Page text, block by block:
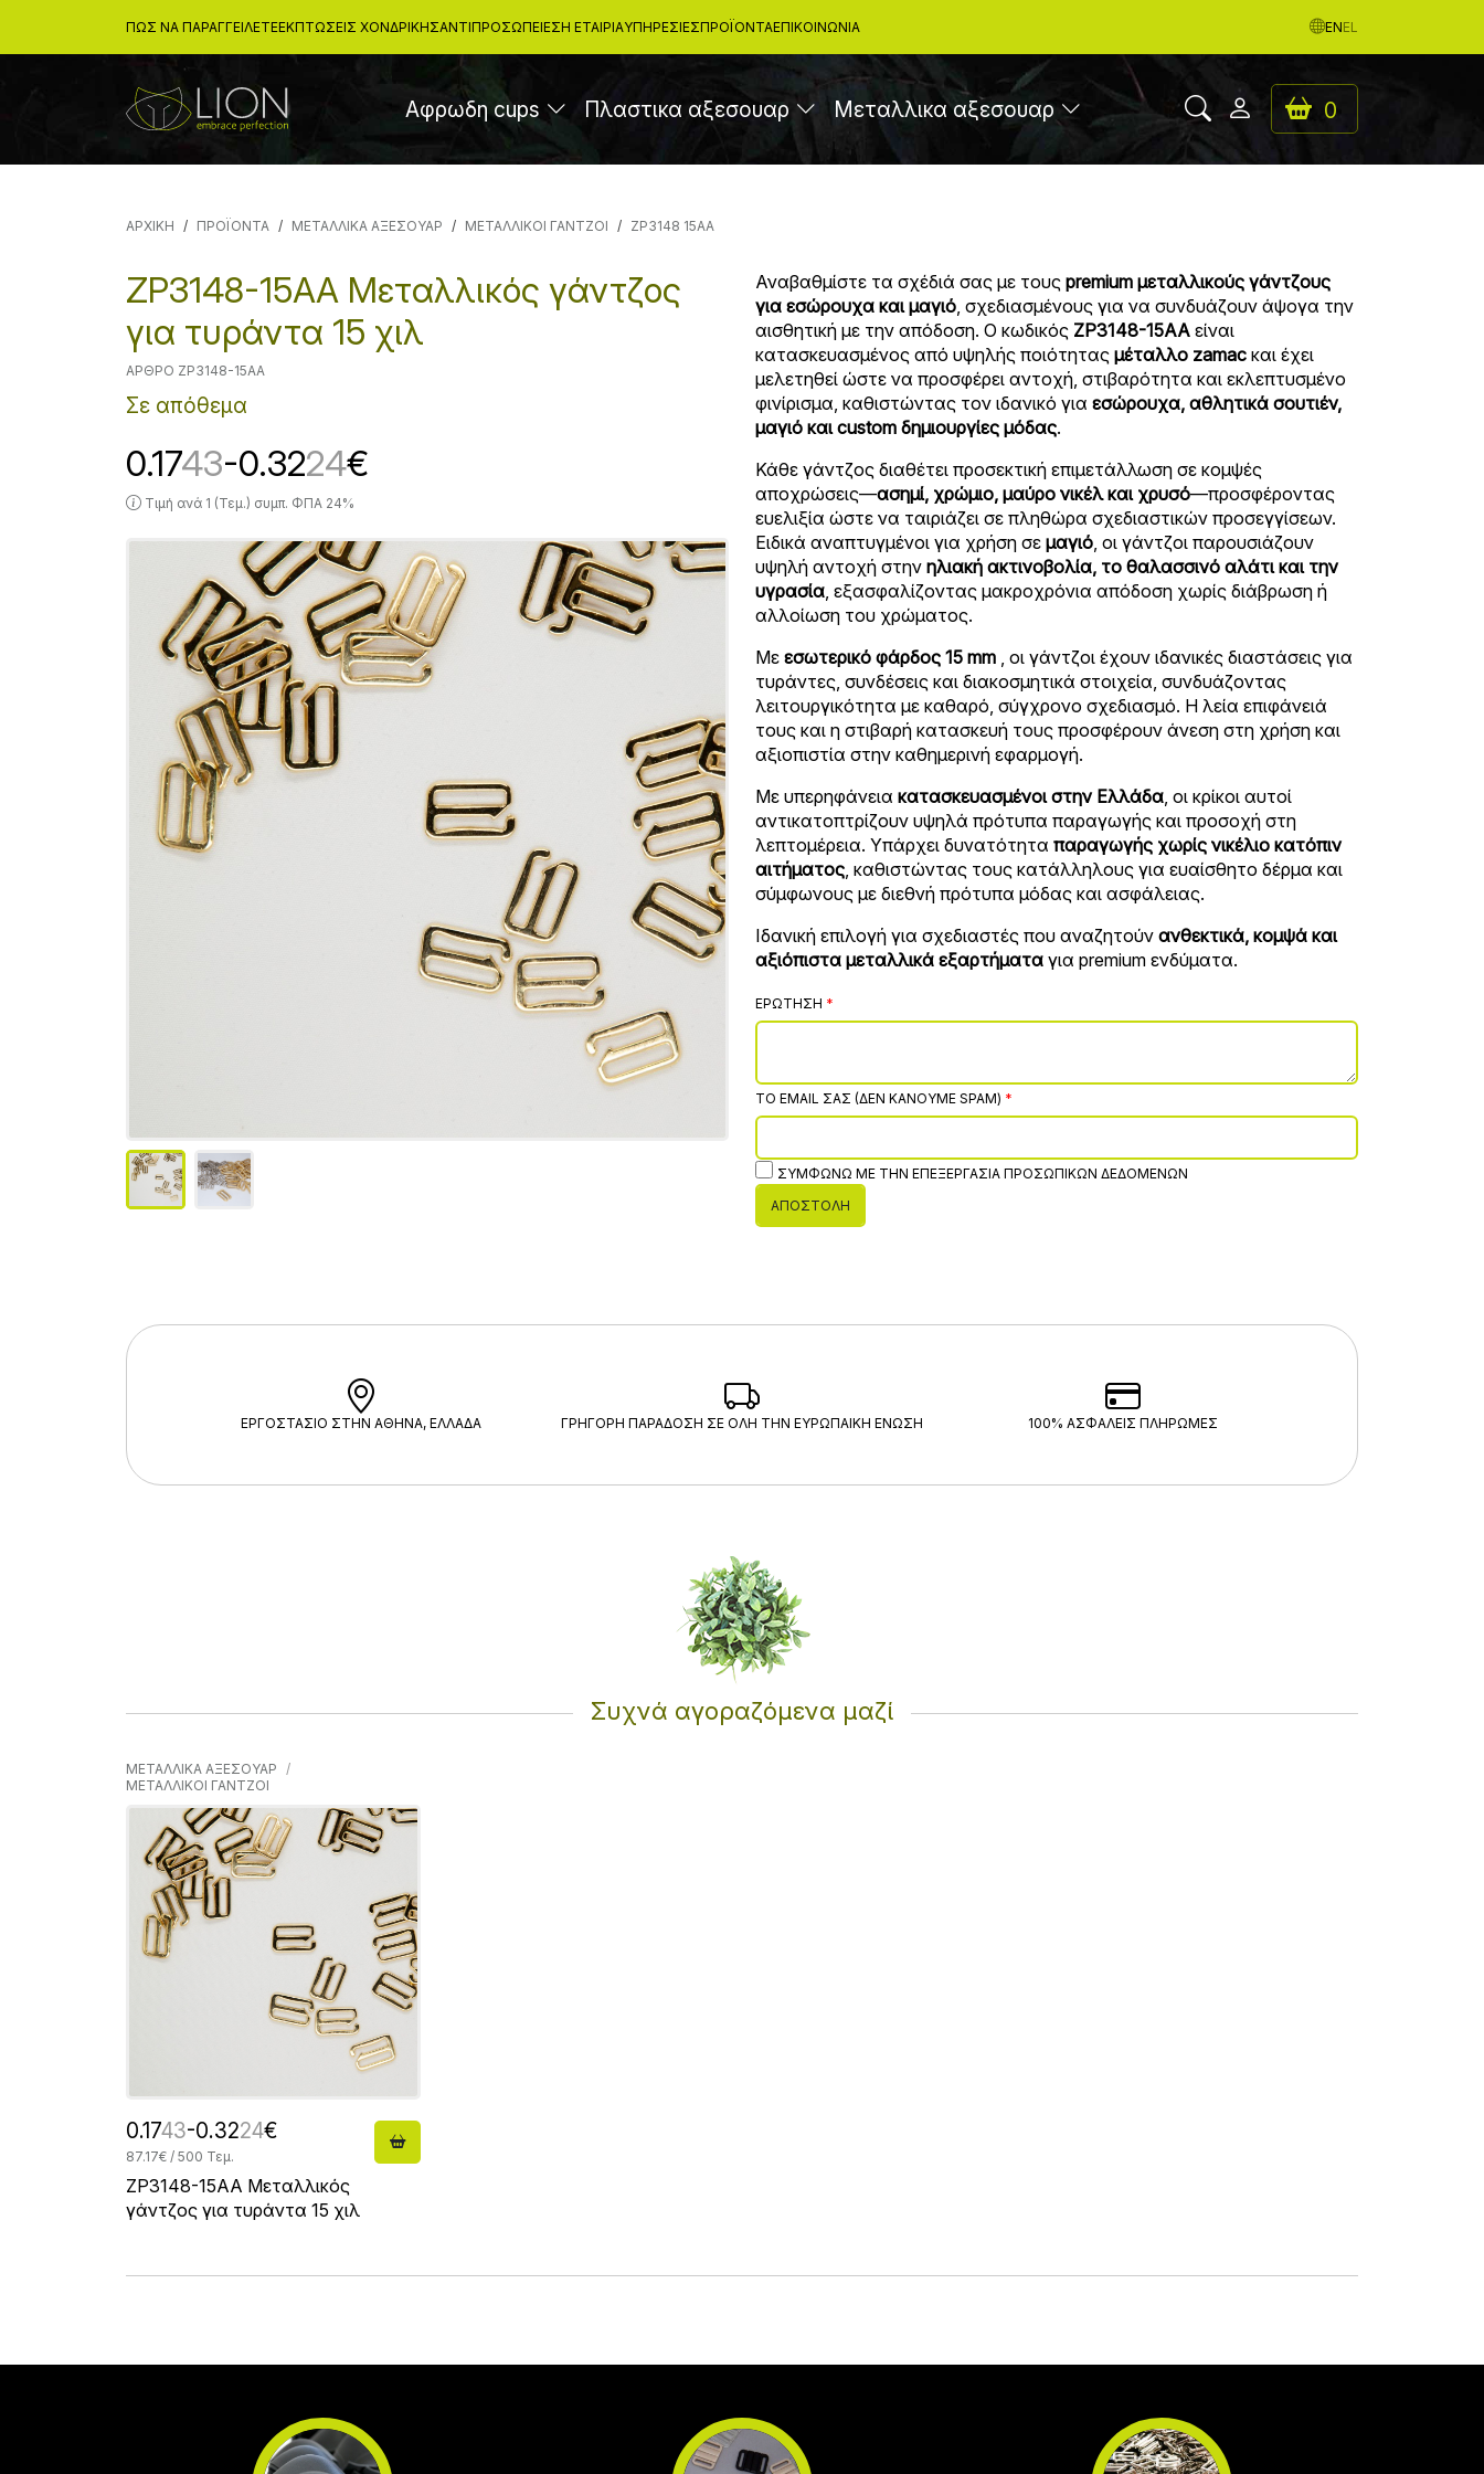
ΠΩΣ ΝΑ ΠΑΡΑΓΓΕΙΛΕΤΕΕΚΠΤΏΣΕΙΣ ΧΟΝΔΡΙΚΉΣΑΝΤΙΠΡΟΣΩΠΕΊΕΣΗ ΕΤΑΙΡΙΑΥΠΗΡΕΣΊΕΣΠΡΟΪΌΝΤΑΕΠΙΚΟΙΝΩΝΊΑ ENEL
Αφρωδη cups Πλαστικα αξεσουαρ Μεταλλικα αξεσουαρ 0
ΑΡΧΙΚΉ ΠΡΟΪΟΝΤΑ ΜΕΤΑΛΛΙΚΑ ΑΞΕΣΟΥΑΡ ΜΕΤΑΛΛΙΚΟΙ ΓΑΝΤΖΟΙ ZP3148 15AA
ZP3148-15AA Μεταλλικός γάντζος
για τυράντα 15 χιλ
ΆΡΘΡΟ ZP3148-15AA
Σε απόθεμα
0.1743-0.3224€
Τιμή ανά 1 (Τεμ.) συμπ. ΦΠΑ 24%
Αναβαθμίστε τα σχέδιά σας με τους premium μεταλλικούς γάντζους
για εσώρουχα και μαγιό , σχεδιασμένους για να συνδυάζουν άψογα την
αισθητική με την απόδοση. Ο κωδικός ZP3148-15AA είναι
κατασκευασμένος από υψηλής ποιότητας μέταλλο zamac και έχει
μελετηθεί ώστε να προσφέρει αντοχή, στιβαρότητα και εκλεπτυσμένο
φινίρισμα, καθιστώντας τον ιδανικό για εσώρουχα, αθλητικά σουτιέν,
μαγιό και custom δημιουργίες μόδας.
Κάθε γάντζος διαθέτει προσεκτική επιμετάλλωση σε κομψές
αποχρώσεις—ασημί, χρώμιο, μαύρο νικέλ και χρυσό—προσφέροντας
ευελιξία ώστε να ταιριάζει σε πληθώρα σχεδιαστικών προσεγγίσεων.
Ειδικά αναπτυγμένοι για χρήση σε μαγιό , οι γάντζοι παρουσιάζουν
υψηλή αντοχή στην ηλιακή ακτινοβολία, το θαλασσινό αλάτι και την
υγρασία , εξασφαλίζοντας μακροχρόνια απόδοση χωρίς διάβρωση ή
αλλοίωση του χρώματος.
Με εσωτερικό φάρδος 15 mm , οι γάντζοι έχουν ιδανικές διαστάσεις για
τυράντες, συνδέσεις και διακοσμητικά στοιχεία, συνδυάζοντας
λειτουργικότητα με καθαρό, σύγχρονο σχεδιασμό. Η λεία επιφάνειά
τους και η στιβαρή κατασκευή τους προσφέρουν άνεση στη χρήση και
αξιοπιστία στην καθημερινή εφαρμογή.
Με υπερηφάνεια κατασκευασμένοι στην Ελλάδα , οι κρίκοι αυτοί
αντικατοπτρίζουν υψηλά πρότυπα παραγωγής και προσοχή στη
λεπτομέρεια. Υπάρχει δυνατότητα παραγωγής χωρίς νικέλιο κατόπιν
αιτήματος , καθιστώντας τους κατάλληλους για ευαίσθητο δέρμα και
σύμφωνους με διεθνή πρότυπα μόδας και ασφάλειας.
Ιδανική επιλογή για σχεδιαστές που αναζητούν ανθεκτικά, κομψά και
αξιόπιστα μεταλλικά εξαρτήματα για premium ενδύματα.
ΕΡΏΤΗΣΗ
ΤΟ EMAIL ΣΑΣ (ΔΕΝ ΚΆΝΟΥΜΕ SPAM)
ΣΥΜΦΩΝΏ ΜΕ ΤΗΝ ΕΠΕΞΕΡΓΑΣΊΑ ΠΡΟΣΩΠΙΚΏΝ ΔΕΔΟΜΈΝΩΝ
ΑΠΟΣΤΟΛΉ
ΕΡΓΟΣΤΑΣΙΟ ΣΤΗΝ ΑΘΗΝΑ, ΕΛΛΑΔΑ ΓΡΗΓΟΡΗ ΠΑΡΑΔΟΣΗ ΣΕ ΟΛΗ ΤΗΝ ΕΥΡΩΠΑΙΚΗ ΕΝΩΣΗ 100% ΑΣΦΑΛΕΊΣ ΠΛΗΡΩΜΈΣ
Συχνά αγοραζόμενα μαζί
ΜΕΤΑΛΛΙΚΑ ΑΞΕΣΟΥΑΡ
ΜΕΤΑΛΛΙΚΟΙ ΓΑΝΤΖΟΙ
0.1743-0.3224€
87.17€ / 500 Τεμ.
ZP3148-15AA Μεταλλικός
γάντζος για τυράντα 15 χιλ